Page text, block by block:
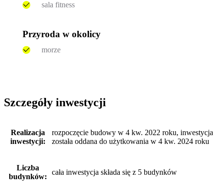
sala fitness
Przyroda w okolicy
morze
Szczegóły inwestycji
Realizacja
inwestycji:
rozpoczęcie budowy w 4 kw. 2022 roku, inwestycja
została oddana do użytkowania w 4 kw. 2024 roku
Liczba
budynków:
cała inwestycja składa się z 5 budynków